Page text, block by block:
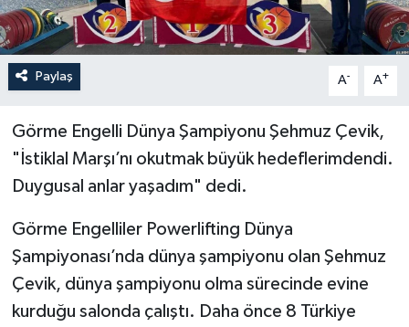
Paylaş A- A+
Görme Engelli Dünya Şampiyonu Şehmuz Çevik,
"İstiklal Marşı’nı okutmak büyük hedeflerimdendi.
Duygusal anlar yaşadım" dedi.
Görme Engelliler Powerlifting Dünya
Şampiyonası’nda dünya şampiyonu olan Şehmuz
Çevik, dünya şampiyonu olma sürecinde evine
kurduğu salonda çalıştı. Daha önce 8 Türkiye